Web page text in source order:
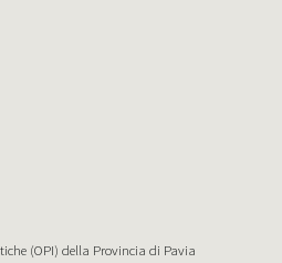
(OPI) della Provincia di Pavia